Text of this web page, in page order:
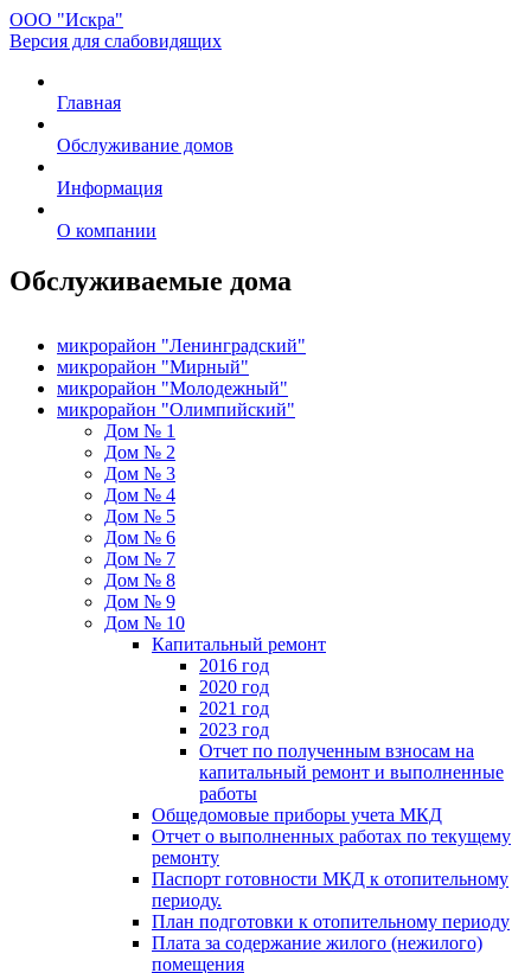
ООО "Искра"
Версия для слабовидящих
Главная
Обслуживание домов
Информация
О компании
Обслуживаемые дома
микрорайон "Ленинградский"
микрорайон "Мирный"
микрорайон "Молодежный"
микрорайон "Олимпийский"
Дом № 1
Дом № 2
Дом № 3
Дом № 4
Дом № 5
Дом № 6
Дом № 7
Дом № 8
Дом № 9
Дом № 10
Капитальный ремонт
2016 год
2020 год
2021 год
2023 год
Отчет по полученным взносам на
капитальный ремонт и выполненные
работы
Общедомовые приборы учета МКД
Отчет о выполненных работах по текущему
ремонту
Паспорт готовности МКД к отопительному
периоду.
План подготовки к отопительному периоду
Плата за содержание жилого (нежилого)
помещения